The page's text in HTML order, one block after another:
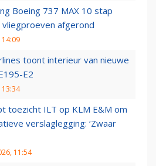
Boeing 737 MAX 10 stap
afgerond
toont interieur van nieuwe
E2
toezicht ILT op KLM E&M om
verslaglegging: ‘Zwaar
11:54